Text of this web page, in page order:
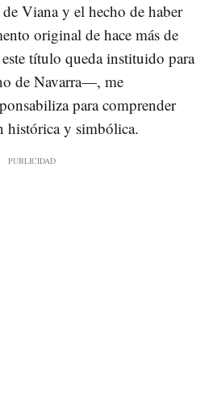
Viana y el hecho de haber
original de hace más de
título queda instituido para
de Navarra—, me
para comprender
histórica y simbólica.